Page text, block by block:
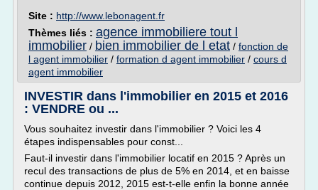
Site : http://www.lebonagent.fr
Thèmes liés : agence immobiliere tout l
immobilier / bien immobilier de l etat / fonction de
l agent immobilier / formation d agent immobilier / cours d
agent immobilier
INVESTIR dans l'immobilier en 2015 et 2016
: VENDRE ou ...
Vous souhaitez investir dans l'immobilier ? Voici les 4
étapes indispensables pour const...
Faut-il investir dans l'immobilier locatif en 2015 ? Après un
recul des transactions de plus de 5% en 2014, et en baisse
continue depuis 2012, 2015 est-t-elle enfin la bonne année